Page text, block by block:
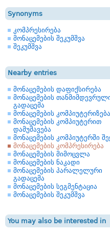
Synonyms
კომპრესირება
მონაცემების შეკუმშვა
შეკუმშვა
Nearby entries
მონაცემების დაფიქსირება
მონაცემების
გადაცემა
მონაცემების კომპიუტერიზება
მონაცემების კომპიუტერით
დამუშავება
მონაცემების კომპიუტერში
მონაცემების კომპრესირება
მონაცემების მიმოცვლა
მონაცემების ნაკადი
მონაცემების პარალელური
გადაცემა
მონაცემების სეგმენტაცია
მონაცემების შეკუმშვა
You may also be interested in